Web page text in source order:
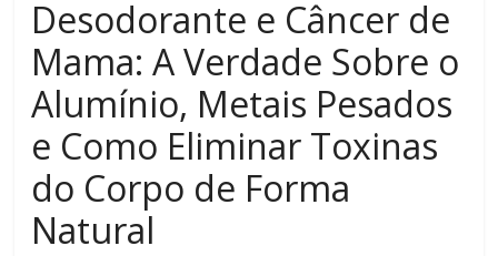
Desodorante e Câncer de
Mama: A Verdade Sobre o
Alumínio, Metais Pesados
e Como Eliminar Toxinas
do Corpo de Forma
Natural